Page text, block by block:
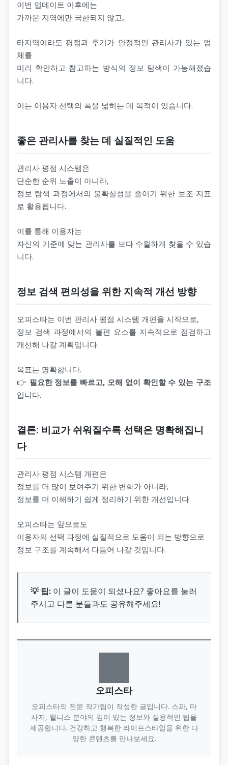
이번 업데이트 이후에는
가까운 지역에만 국한되지 않고,
타지역이라도 평점과 후기가 안정적인 관리사가 있는 업
체를
미리 확인하고 참고하는 방식의 정보 탐색이 가능해졌습
니다.
이는 이용자 선택의 폭을 넓히는 데 목적이 있습니다.
좋은 관리사를 찾는 데 실질적인 도움
관리사 평점 시스템은
단순한 순위 노출이 아니라,
정보 탐색 과정에서의 불확실성을 줄이기 위한 보조 지표
로 활용됩니다.
이를 통해 이용자는
자신의 기준에 맞는 관리사를 보다 수월하게 찾을 수 있습
니다.
정보 검색 편의성을 위한 지속적 개선 방향
오피스타는 이번 관리사 평점 시스템 개편을 시작으로,
정보 검색 과정에서의 불편 요소를 지속적으로 점검하고
개선해 나갈 계획입니다.
목표는 명확합니다.
👉 필요한 정보를 빠르고, 오해 없이 확인할 수 있는 구조
입니다.
결론: 비교가 쉬워질수록 선택은 명확해집니
다
관리사 평점 시스템 개편은
정보를 더 많이 보여주기 위한 변화가 아니라,
정보를 더 이해하기 쉽게 정리하기 위한 개선입니다.
오피스타는 앞으로도
이용자의 선택 과정에 실질적으로 도움이 되는 방향으로
정보 구조를 계속해서 다듬어 나갈 것입니다.
💡 팁: 이 글이 도움이 되셨나요? 좋아요를 눌러
주시고 다른 분들과도 공유해주세요!
오피스타
오피스타의 전문 작가팀이 작성한 글입니다. 스파, 마
사지, 웰니스 분야의 깊이 있는 정보와 실용적인 팁을
제공합니다. 건강하고 행복한 라이프스타일을 위한 다
양한 콘텐츠를 만나보세요.